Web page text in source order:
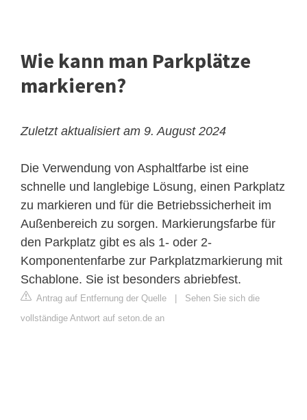
Wie kann man Parkplätze
markieren?
Zuletzt aktualisiert am 9. August 2024
Die Verwendung von Asphaltfarbe ist eine
schnelle und langlebige Lösung, einen Parkplatz
zu markieren und für die Betriebssicherheit im
Außenbereich zu sorgen. Markierungsfarbe für
den Parkplatz gibt es als 1- oder 2-
Komponentenfarbe zur Parkplatzmarkierung mit
Schablone. Sie ist besonders abriebfest.
Antrag auf Entfernung der Quelle
Sehen Sie sich die
vollständige Antwort auf seton.de an